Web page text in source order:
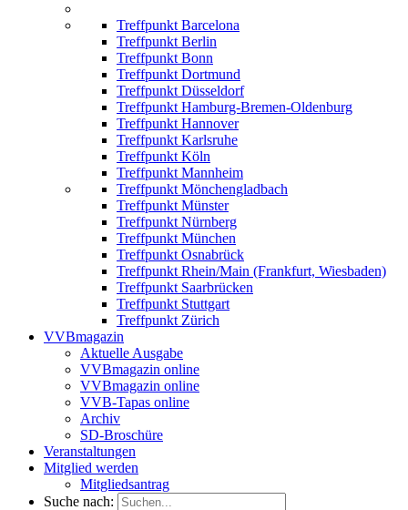
Treffpunkt Barcelona
Treffpunkt Berlin
Treffpunkt Bonn
Treffpunkt Dortmund
Treffpunkt Düsseldorf
Treffpunkt Hamburg-Bremen-Oldenburg
Treffpunkt Hannover
Treffpunkt Karlsruhe
Treffpunkt Köln
Treffpunkt Mannheim
Treffpunkt Mönchengladbach
Treffpunkt Münster
Treffpunkt Nürnberg
Treffpunkt München
Treffpunkt Osnabrück
Treffpunkt Rhein/Main (Frankfurt, Wiesbaden)
Treffpunkt Saarbrücken
Treffpunkt Stuttgart
Treffpunkt Zürich
VVBmagazin
Aktuelle Ausgabe
VVBmagazin online
VVBmagazin online
VVB-Tapas online
Archiv
SD-Broschüre
Veranstaltungen
Mitglied werden
Mitgliedsantrag
Suche nach: